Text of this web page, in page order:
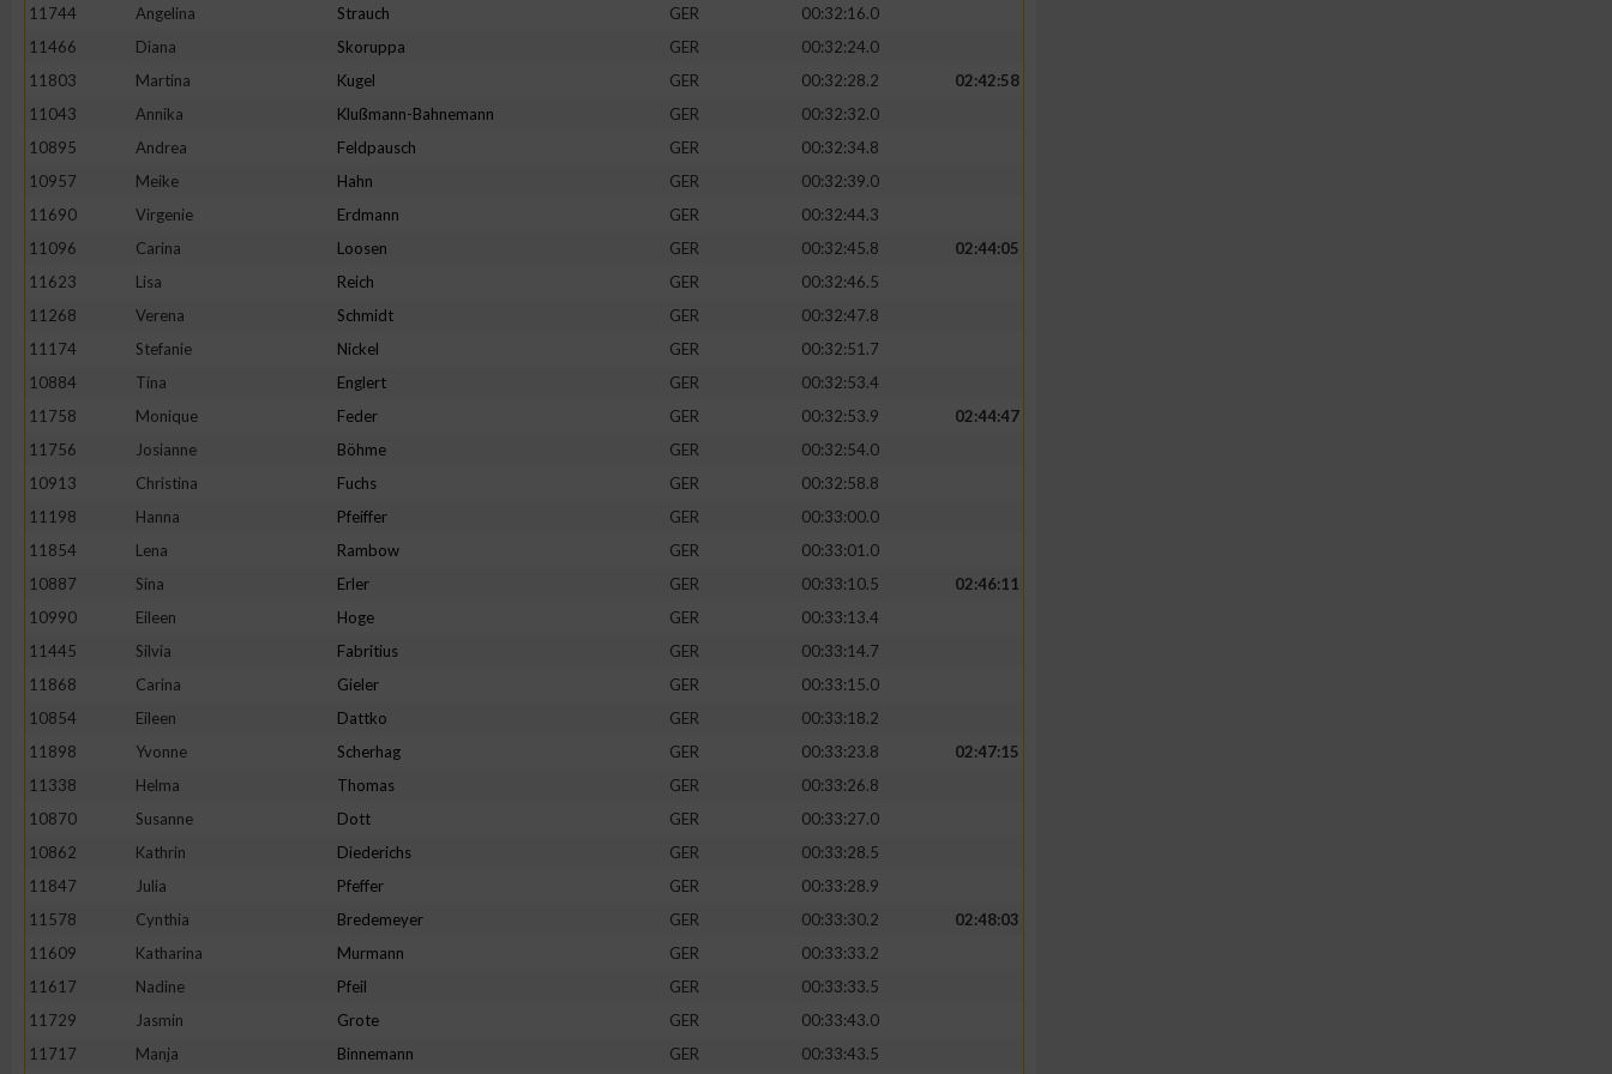
11744
Angelina Strauch GER
00:32:16.0
11466
Diana Skoruppa GER
00:32:24.0
11803
Martina Kugel GER 00:32:28.2
02:42:58
11043
Annika Klußmann-Bahnemann GER
00:32:32.0
10895
Andrea Feldpausch GER
00:32:34.8
10957
Meike Hahn GER
00:32:39.0
11690
Virgenie Erdmann GER
00:32:44.3
11096
Carina Loosen GER 00:32:45.8
02:44:05
11623
Lisa Reich GER
00:32:46.5
11268
Verena Schmidt GER
00:32:47.8
11174
Stefanie Nickel GER
00:32:51.7
10884
Tina Englert GER
00:32:53.4
11758
Monique Feder GER 00:32:53.9
02:44:47
11756
Josianne Böhme GER
00:32:54.0
10913
Christina Fuchs GER
00:32:58.8
11198
Hanna Pfeiffer GER
00:33:00.0
11854
Lena Rambow GER
00:33:01.0
10887
Sina Erler GER 00:33:10.5
02:46:11
10990
Eileen Hoge GER
00:33:13.4
11445
Silvia Fabritius GER
00:33:14.7
11868
Carina Gieler GER
00:33:15.0
10854
Eileen Dattko GER
00:33:18.2
11898
Yvonne Scherhag GER 00:33:23.8
02:47:15
11338
Helma Thomas GER
00:33:26.8
10870
Susanne Dott GER
00:33:27.0
10862
Kathrin Diederichs GER
00:33:28.5
11847
Julia Pfeffer GER
00:33:28.9
11578
Cynthia Bredemeyer GER 00:33:30.2
02:48:03
11609
Katharina Murmann GER
00:33:33.2
11617
Nadine Pfeil GER
00:33:33.5
11729
Jasmin Grote GER
00:33:43.0
11717
Manja Binnemann GER 00:33:43.5
Erstellung von Profilen zur Personalisierung von Inhalten
Verwendung von Profilen zur Auswahl personalisierter Inhalte
verschiedenen Quellen
Entwicklung und Verbesserung der Angebote
Verwendung reduzierter Daten zur Auswahl von Inhalten
IAB-Besonderheiten:
Verwendung genauer Standortdaten
Nicht-IAB-Verarbeitungszwecke:
Performance
Funktional
Werbung